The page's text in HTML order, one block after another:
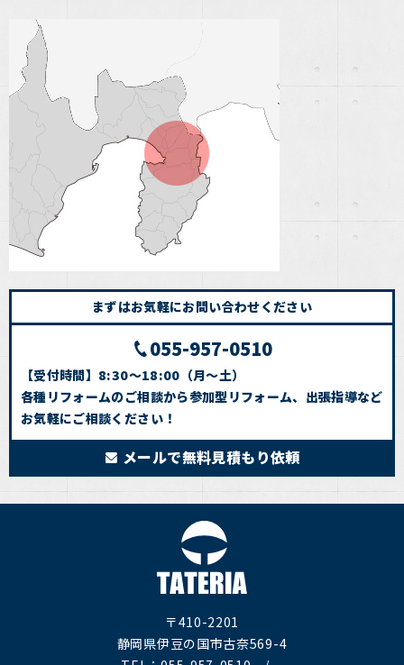
まずはお気軽にお問い合わせください
055-957-0510
【受付時間】8:30～18:00（月～土）
各種リフォームのご相談から参加型リフォーム、出張指導など
お気軽にご相談ください！
メールで無料見積もり依頼
〒410-2201
静岡県伊豆の国市古奈569-4